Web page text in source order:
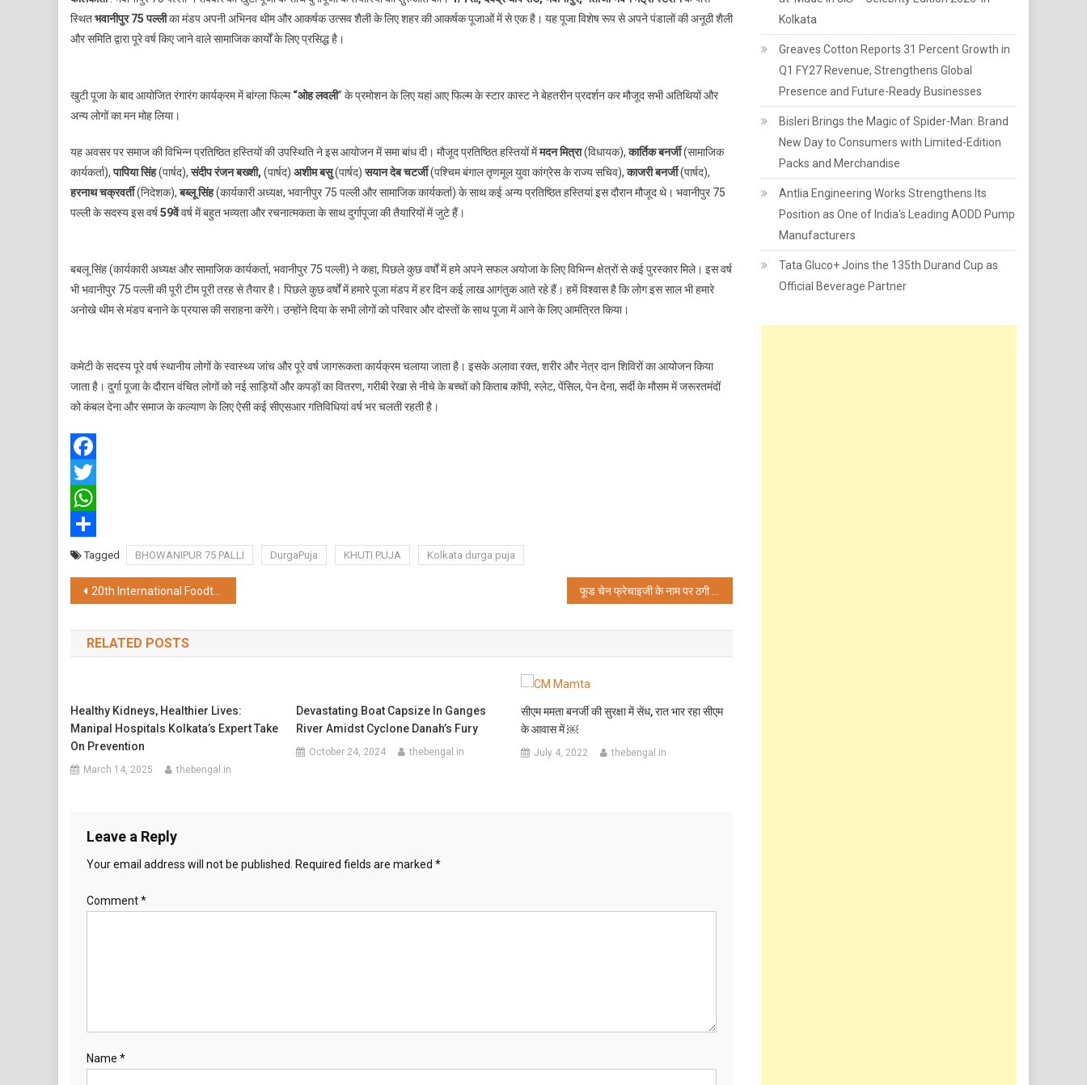
75
पल्ली
के
की
तैयारियां
हुई
तेज
स्थितभवानीपुर 75 पल्लीका मंडप अपनी अभिनव थीम और आकर्षक उत्सव शैली के लिए शहर की आकर्षक पूजाओं में से एक है। यह पूजा विशेष रूप से अपने पंडालों की अनूठी शैली
और समिति द्वारा पूरे वर्ष किए जाने वाले सामाजिक कार्यों के लिए प्रसिद्ध है।
खुटी पूजा के बाद आयोजित रंगारंग कार्यक्रम में बांग्ला फिल्म“ओह लवली” के प्रमोशन के लिए यहां आए फिल्म के स्टार कास्ट ने बेहतरीन प्रदर्शन कर मौजूद सभी अतिथियों और
अन्य लोगों का मन मोह लिया।
यह अवसर पर समाज की विभिन्न प्रतिष्ठित हस्तियों की उपस्थिति ने इस आयोजन में समा बांध दी। मौजूद प्रतिष्ठित हस्तियों मेंमदन मित्रा(विधायक),कार्तिक बनर्जी(सामाजिक
कार्यकर्ता),पापिया सिंह(पार्षद),संदीप रंजन बख्शी, (पार्षद) अशीम बसु(पार्षद)सयान देब चटर्जी(पश्चिम बंगाल तृणमूल युवा कांग्रेस के राज्य सचिव),काजरी बनर्जी(पार्षद),
हरनाथ चक्रवर्ती(निदेशक),बब्लू सिंह(कार्यकारी अध्यक्ष, भवानीपुर 75 पल्ली और सामाजिक कार्यकर्ता) के साथ कई अन्य प्रतिष्ठित हस्तियां इस दौरान मौजूद थे। भवानीपुर 75
पल्ली के सदस्य इस वर्ष59वेंवर्ष में बहुत भव्यता और रचनात्मकता के साथ दुर्गापूजा की तैयारियों में जुटे हैं।
बबलू सिंह (कार्यकारी अध्यक्ष और सामाजिक कार्यकर्ता, भवानीपुर 75 पल्ली) ने कहा, पिछले कुछ वर्षों में हमे अपने सफल अयोजा के लिए विभिन्न क्षेत्रों से कई पुरस्कार मिले। इस वर्ष
भी भवानीपुर 75 पल्ली की पूरी टीम पूरी तरह से तैयार है। पिछले कुछ वर्षों में हमारे पूजा मंडप में हर दिन कई लाख आगंतुक आते रहे हैं। हमें विश्वास है कि लोग इस साल भी हमारे
अनोखे थीम से मंडप बनाने के प्रयास की सराहना करेंगे। उन्होंने दिया के सभी लोगों को परिवार और दोस्तों के साथ पूजा में आने के लिए आमंत्रित किया।
कमेटी के सदस्य पूरे वर्ष स्थानीय लोगों के स्वास्थ्य जांच और पूरे वर्ष जागरूकता कार्यक्रम चलाया जाता है। इसके अलावा रक्त, शरीर और नेत्र दान शिविरों का आयोजन किया
जाता है। दुर्गा पूजा के दौरान वंचित लोगों को नई साड़ियों और कपड़ों का वितरण, गरीबी रेखा से नीचे के बच्चों को किताब कॉपी, स्लेट, पेंसिल, पेन देना, सर्दी के मौसम में जरूरतमंदों
को कंबल देना और समाज के कल्याण के लिए ऐसी कई सीएसआर गतिविधियां वर्ष भर चलती रहती है।
Facebook
Twitter
WhatsApp
ShareTagged BHOWANIPUR 75 PALLI DurgaPuja KHUTI PUJA Kolkata durga puja
Post
navigation
20th International Foodtech Kolkata 2023 Initiates
RELATED POSTS
Healthy Kidneys, Healthier Lives:
Manipal Hospitals Kolkata’s Expert Take
On Prevention
March 14, 2025 thebengal.in
Devastating Boat Capsize In Ganges
River Amidst Cyclone Danah’s Fury
October 24, 2024 thebengal.in
सीएम ममता बनर्जी की सुरक्षा में सेंध, रात भार रहा सीएम
के आवास में ￼
July 4, 2022 thebengal.in
Leave a Reply
Your email address will not be published. Required fields are marked *
Comment*
Name *
Kolkata
Greaves Cotton Reports 31 Percent Growth in
Q1 FY27 Revenue, Strengthens Global
Presence and Future-Ready Businesses
Bisleri Brings the Magic of Spider-Man: Brand
New Day to Consumers with Limited-Edition
Packs and Merchandise
Antlia Engineering Works Strengthens Its
Position as One of India's Leading AODD Pump
Manufacturers
Tata Gluco+ Joins the 135th Durand Cup as
Official Beverage Partner